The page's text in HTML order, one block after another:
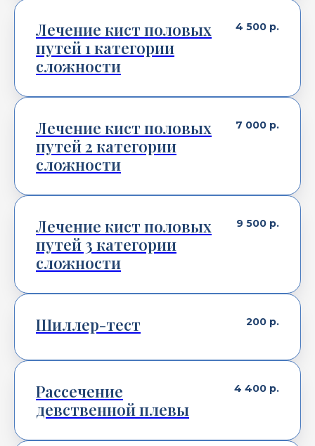
Лечение кист половых
путей 1 категории
сложности
4 500 р.
Лечение кист половых
путей 2 категории
сложности
7 000 р.
Лечение кист половых
путей 3 категории
сложности
9 500 р.
Шиллер-тест 200 р.
Рассечение
девственной плевы
4 400 р.